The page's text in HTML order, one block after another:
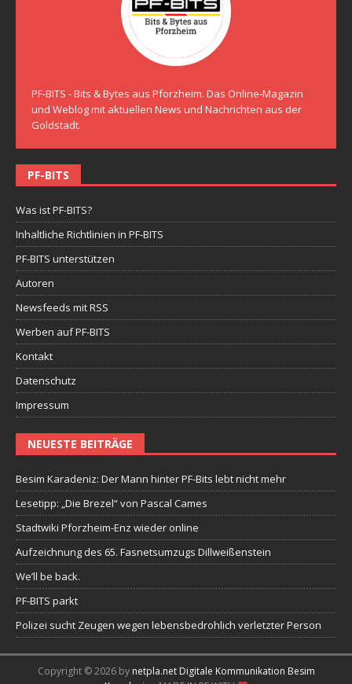
PF-BITS - Bits & Bytes aus Pforzheim. Das Online-Magazin
und Weblog mit aktuellen News und Nachrichten aus der
Goldstadt.
PF-BITS
Was ist PF-BITS?
Inhaltliche Richtlinien in PF-BITS
PF-BITS unterstützen
Autoren
Newsfeeds mit RSS
Werben auf PF-BITS
Kontakt
Datenschutz
Impressum
NEUESTE BEITRÄGE
Besim Karadeniz: Der Mann hinter PF-Bits lebt nicht mehr
Lesetipp: „Die Brezel“ von Pascal Cames
Stadtwiki Pforzheim-Enz wieder online
Aufzeichnung des 65. Fasnetsumzugs Dillweißenstein
We’ll be back.
PF-BITS parkt
Polizei sucht Zeugen wegen lebensbedrohlich verletzter Person
Copyright © 2026 by netpla.net Digitale Kommunikation Besim